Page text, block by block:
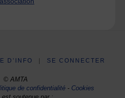
D’INFO SE CONNECTER
© AMTA
de confidentialité- Cookies